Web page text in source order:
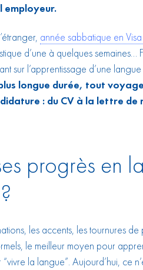
employeur.
année sabbatique en
d’une à quelques
sur l’apprentissage d’une
longue durée, tout
: du CV à la lettre de
progrès en
les accents, les tournures de
le meilleur moyen pour
la langue”. Aujourd’hui, ce